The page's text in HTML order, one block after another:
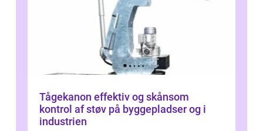
Tågekanon effektiv og skånsom
kontrol af støv på byggepladser og i
industrien